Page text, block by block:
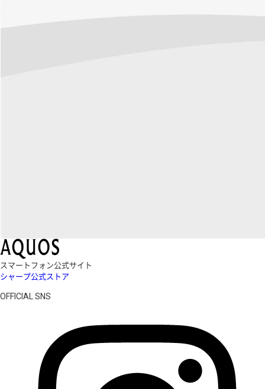
スマートフォン公式サイト
シャープ公式ストア
OFFICIAL SNS